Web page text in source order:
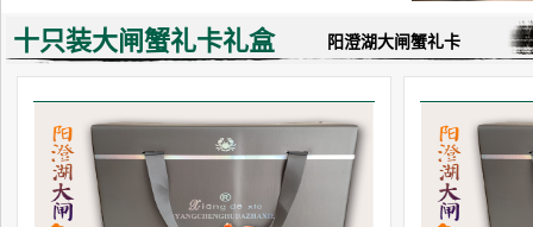
十只装大闸蟹礼卡礼盒 阳澄湖大闸蟹礼卡